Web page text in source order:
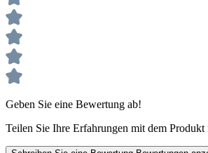
Geben Sie eine Bewertung ab!
Teilen Sie Ihre Erfahrungen mit dem Produkt